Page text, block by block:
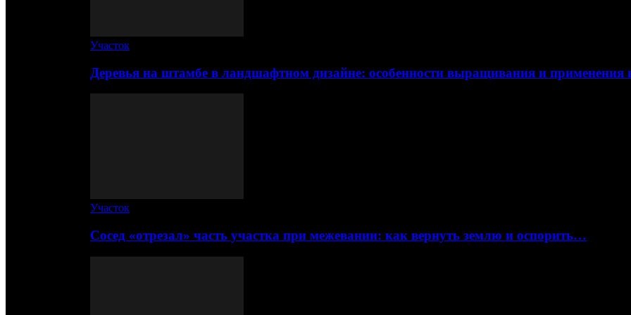
Участок
Деревья на штамбе в ландшафтном дизайне: особенности выращивания и
Участок
Сосед «отрезал» часть участка при межевании: как вернуть землю и оспорить…